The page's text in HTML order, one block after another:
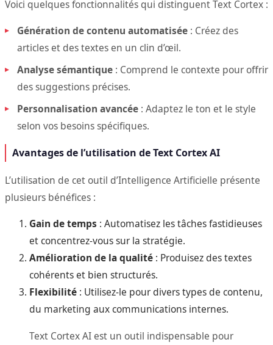
Voici quelques fonctionnalités qui distinguent Text Cortex :
Génération de contenu automatisée : Créez des
articles et des textes en un clin d’œil.
Analyse sémantique : Comprend le contexte pour offrir
des suggestions précises.
Personnalisation avancée : Adaptez le ton et le style
selon vos besoins spécifiques.
Avantages de l’utilisation de Text Cortex AI
L’utilisation de cet outil d’Intelligence Artificielle présente
plusieurs bénéfices :
Gain de temps : Automatisez les tâches fastidieuses
et concentrez-vous sur la stratégie.
Amélioration de la qualité : Produisez des textes
cohérents et bien structurés.
Flexibilité : Utilisez-le pour divers types de contenu,
du marketing aux communications internes.
Text Cortex AI est un outil indispensable pour